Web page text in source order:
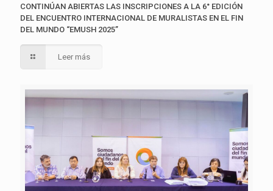
CONTINÚAN ABIERTAS LAS INSCRIPCIONES A LA 6° EDICIÓN
DEL ENCUENTRO INTERNACIONAL DE MURALISTAS EN EL FIN
DEL MUNDO “EMUSH 2025”
Leer más